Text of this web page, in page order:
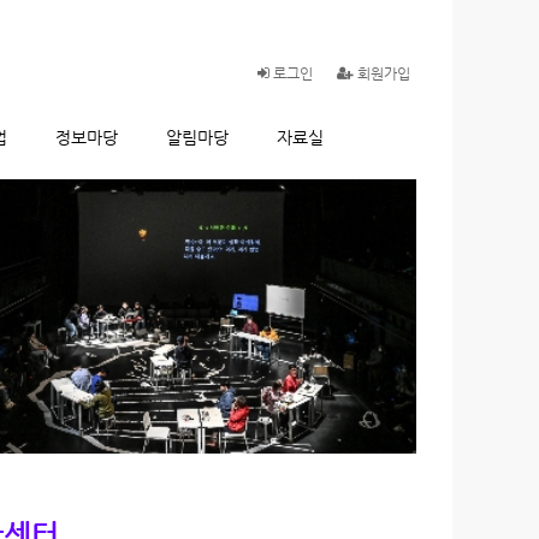
로그인 회원가입
정보마당 알림마당 자료실